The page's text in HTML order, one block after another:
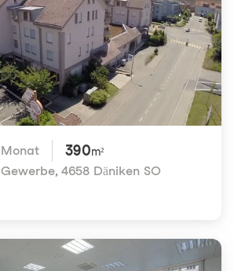
390m²
, 4658 Däniken SO